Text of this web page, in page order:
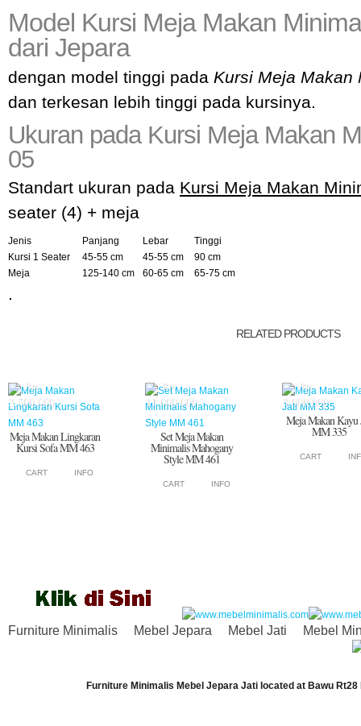
Model Kursi Meja Makan
dari Jepara
dengan model tinggi pada Kursi Meja Makan
dan terkesan lebih tinggi pada kursinya.
Ukuran pada Kursi Meja Makan
05
Standart ukuran pada Kursi Meja Makan
seater (4) + meja
Jenis Panjang Lebar
Tinggi
Kursi 1 Seater
45-55 cm 45-55 cm
90 cm
Meja
125-140 cm 60-65 cm 65-75 cm
.
RELATED PRODUCTS
Rp.
3.500.000
Meja Makan Lingkaran
Kursi Sofa MM 463
CART INFO
Rp.
11.000.000
Set Meja Makan
Minimalis Mahogany
Style MM 461
CART INFO
Rp.
3.000.000
Meja Makan Kayu
MM 335
CART
Furniture Minimalis Mebel Jepara Mebel Jati Mebel
Furniture Minimalis Mebel Jepara Jati located at Bawu Rt28